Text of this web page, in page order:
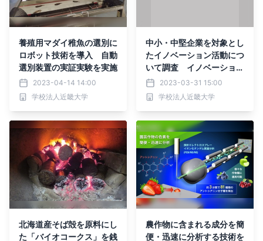
養殖用マダイ稚魚の選別に
ロボット技術を導入 自動
選別装置の実証実験を実施
2023-04-14 14:00
学校法人近畿大学
中小・中堅企業を対象とし
たイノベーション活動につ
いて調査 イノベーション
を創出させる要因を明らか
に
2023-03-31 15:00
学校法人近畿大学
北海道産そば殻を原料にし
た「バイオコークス」を銭
農作物に含まれる成分を簡
便・迅速に分析する技術を